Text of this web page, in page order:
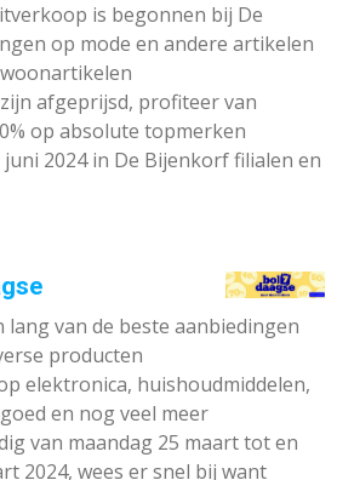
is begonnen bij De
op mode en andere artikelen
afgeprijsd, profiteer van
op absolute topmerken
2024 in De Bijenkorf filialen en
lang van de beste aanbiedingen
producten
elektronica, huishoudmiddelen,
en nog veel meer
van maandag 25 maart tot en
2024, wees er snel bij want